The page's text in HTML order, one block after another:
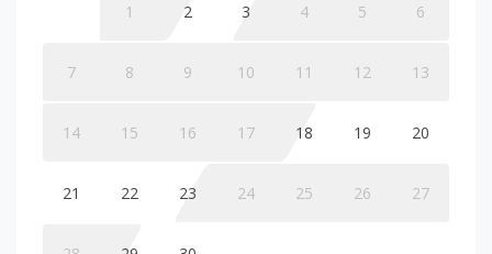
1 2 3 4 5 6
7 8 9 10 11 12 13
14 15 16 17 18 19 20
21 22 23 24 25 26 27